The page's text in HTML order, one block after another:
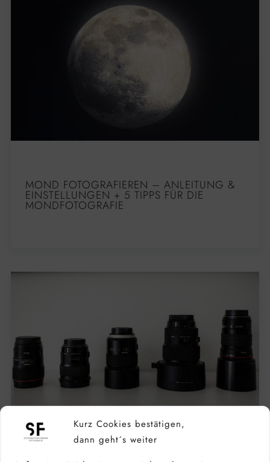
Kurz Cookies bestätigen,
dann geht´s weiter
MOND FOTOGRAFIEREN – ANLEITUNG &
EINSTELLUNGEN + 5 TIPPS FÜR DIE
MONDFOTOGRAFIE